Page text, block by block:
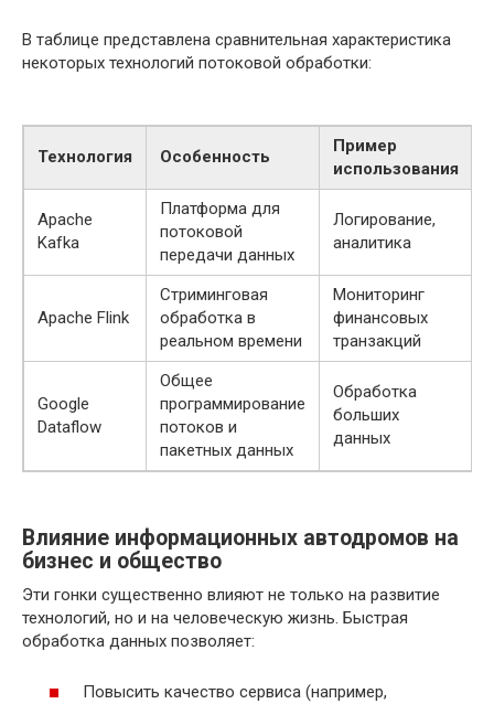
В таблице представлена сравнительная характеристика
некоторых технологий потоковой обработки:
Технология Особенность
Пример
использования
Apache
Kafka
Платформа для
потоковой
передачи данных
Логирование,
аналитика
Apache Flink
Стриминговая
обработка в
реальном времени
Мониторинг
финансовых
транзакций
Google
Dataflow
Общее
программирование
потоков и
пакетных данных
Обработка
больших
данных
Влияние информационных автодромов на
бизнес и общество
Эти гонки существенно влияют не только на развитие
технологий, но и на человеческую жизнь. Быстрая
обработка данных позволяет:
Повысить качество сервиса (например,